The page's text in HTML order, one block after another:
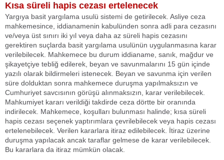
Kısa süreli hapis cezası ertelenecek
Yargıya basit yargılama usulü sistemi de getirilecek. Asliye ceza
mahkemesince, iddianamenin kabulünden sonra adli para cezasını
ve/veya üst sınırı iki yıl veya daha az süreli hapis cezasını
gerektiren suçlarda basit yargılama usulünün uygulanmasına karar
verilebilecek. Mahkemece bu durum iddianame, sanık, mağdur ve
şikayetçiye tebliğ edilerek, beyan ve savunmalarını 15 gün içinde
yazılı olarak bildirmeleri istenecek. Beyan ve savunma için verilen
süre dolduktan sonra mahkemece duruşma yapılmaksızın ve
Cumhuriyet savcısının görüşü alınmaksızın, karar verilebilecek.
Mahkumiyet kararı verildiği takdirde ceza dörtte bir oranında
indirilecek. Mahkemece, koşulları bulunması halinde; kısa süreli
hapis cezası seçenek yaptırımlara çevrilebilecek veya hapis cezası
ertelenebilecek. Verilen kararlara itiraz edilebilecek. İtiraz üzerine
duruşma yapılacak ancak taraflar gelmese de karar verilebilecek.
Bu kararlara da itiraz mümkün olacak.